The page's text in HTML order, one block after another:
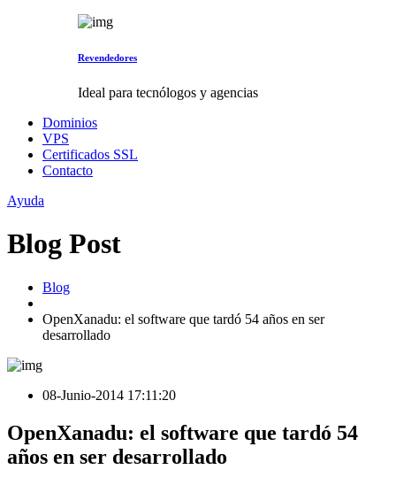
Revendedores
Ideal para tecnólogos y agencias
Dominios
VPS
Certificados SSL
Contacto
Ayuda
Blog Post
Blog
OpenXanadu: el software que tardó 54 años en ser
desarrollado
08-Junio-2014 17:11:20
OpenXanadu: el software que tardó 54
años en ser desarrollado